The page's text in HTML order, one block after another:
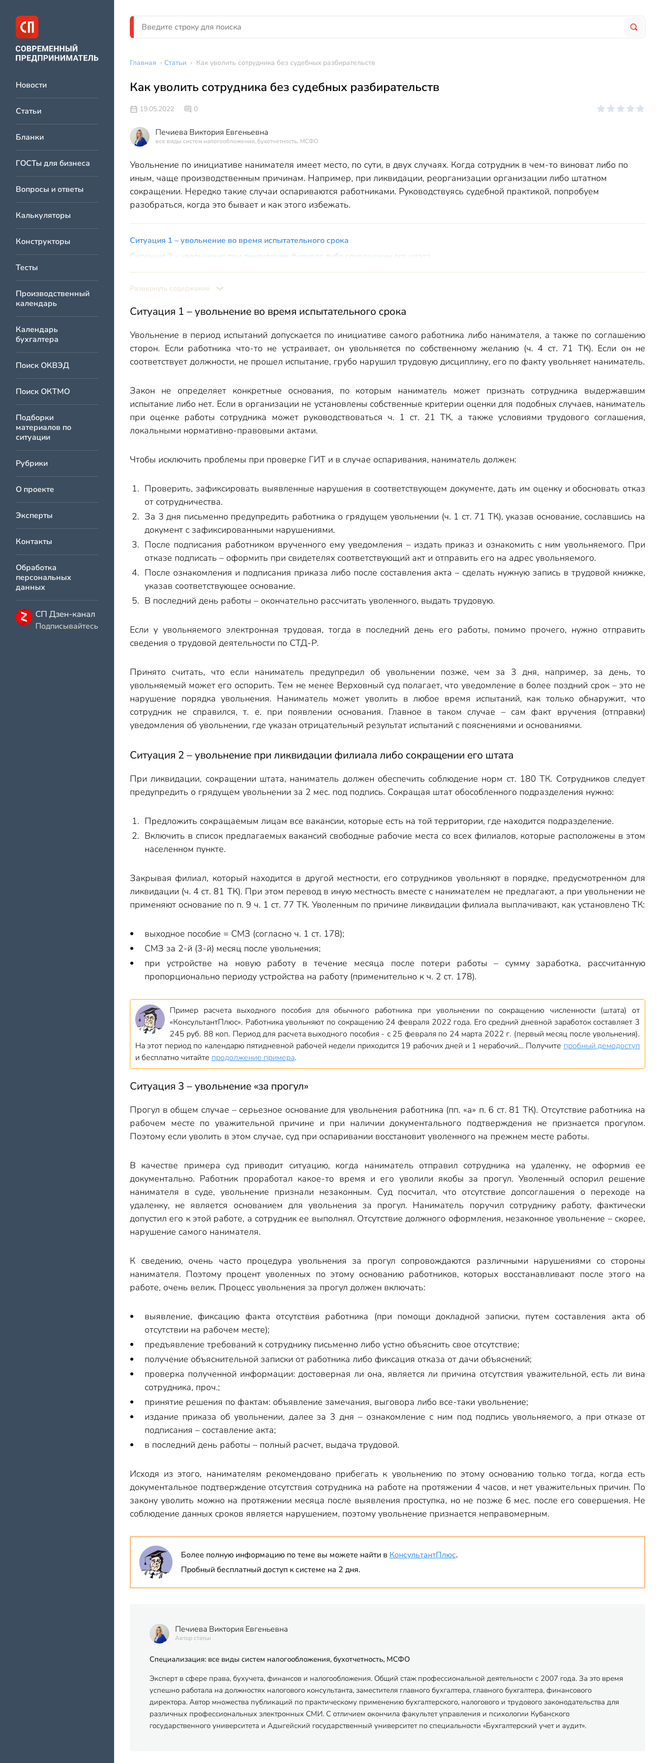
Новости
Статьи
Бланки
ГОСТы для бизнеса
Вопросы и ответы
Калькуляторы
Конструкторы
Тесты
Производственный
календарь
Календарь
бухгалтера
Поиск ОКВЭД
Поиск ОКТМО
Подборки
материалов по
ситуации
Рубрики
О проекте
Эксперты
Контакты
Обработка
персональных
данных
СП Дзен-канал
Подписывайтесь
Главная › Статьи › Как уволить сотрудника без судебных разбирательств
Как уволить сотрудника без судебных разбирательств
19.05.2022 0
Печиева Виктория Евгеньевна
все виды систем налогообложения, бухотчетность, МСФО
Увольнение по инициативе нанимателя имеет место, по сути, в двух случаях. Когда сотрудник в чем-то виноват либо по
иным, чаще производственным причинам. Например, при ликвидации, реорганизации организации либо штатном
сокращении. Нередко такие случаи оспариваются работниками. Руководствуясь судебной практикой, попробуем
разобраться, когда это бывает и как этого избежать.
Ситуация 1 – увольнение во время испытательного срока
Ситуация 2 – увольнение при ликвидации филиала либо сокращении его штата
Ситуация 3 – увольнение «за прогул»
Развернуть содержание
Ситуация 1 – увольнение во время испытательного срока
Увольнение в период испытаний допускается по инициативе самого работника либо нанимателя, а также по соглашению
сторон. Если работника что-то не устраивает, он увольняется по собственному желанию (ч. 4 ст. 71 ТК). Если он не
соответствует должности, не прошел испытание, грубо нарушил трудовую дисциплину, его по факту увольняет наниматель.
Закон не определяет конкретные основания, по которым наниматель может признать сотрудника выдержавшим
испытание либо нет. Если в организации не установлены собственные критерии оценки для подобных случаев, наниматель
при оценке работы сотрудника может руководствоваться ч. 1 ст. 21 ТК, а также условиями трудового соглашения,
локальными нормативно-правовыми актами.
Чтобы исключить проблемы при проверке ГИТ и в случае оспаривания, наниматель должен:
Проверить, зафиксировать выявленные нарушения в соответствующем документе, дать им оценку и обосновать отказ
от сотрудничества.
За 3 дня письменно предупредить работника о грядущем увольнении (ч. 1 ст. 71 ТК), указав основание, сославшись на
документ с зафиксированными нарушениями.
После подписания работником врученного ему уведомления – издать приказ и ознакомить с ним увольняемого. При
отказе подписать – оформить при свидетелях соответствующий акт и отправить его на адрес увольняемого.
После ознакомления и подписания приказа либо после составления акта – сделать нужную запись в трудовой книжке,
указав соответствующее основание.
В последний день работы – окончательно рассчитать уволенного, выдать трудовую.
Если у увольняемого электронная трудовая, тогда в последний день его работы, помимо прочего, нужно отправить
сведения о трудовой деятельности по СТД-Р.
Принято считать, что если наниматель предупредил об увольнении позже, чем за 3 дня, например, за день, то
увольняемый может его оспорить. Тем не менее Верховный суд полагает, что уведомление в более поздний срок – это не
нарушение порядка увольнения. Наниматель может уволить в любое время испытаний, как только обнаружит, что
сотрудник не справился, т. е. при появлении основания. Главное в таком случае – сам факт вручения (отправки)
уведомления об увольнении, где указан отрицательный результат испытаний с пояснениями и основаниями.
Ситуация 2 – увольнение при ликвидации филиала либо сокращении его штата
При ликвидации, сокращении штата, наниматель должен обеспечить соблюдение норм ст. 180 ТК. Сотрудников следует
предупредить о грядущем увольнении за 2 мес. под подпись. Сокращая штат обособленного подразделения нужно:
Предложить сокращаемым лицам все вакансии, которые есть на той территории, где находится подразделение.
Включить в список предлагаемых вакансий свободные рабочие места со всех филиалов, которые расположены в этом
населенном пункте.
Закрывая филиал, который находится в другой местности, его сотрудников увольняют в порядке, предусмотренном для
ликвидации (ч. 4 ст. 81 ТК). При этом перевод в иную местность вместе с нанимателем не предлагают, а при увольнении не
применяют основание по п. 9 ч. 1 ст. 77 ТК. Уволенным по причине ликвидации филиала выплачивают, как установлено ТК:
выходное пособие = СМЗ (согласно ч. 1 ст. 178);
СМЗ за 2-й (3-й) месяц после увольнения;
при устройстве на новую работу в течение месяца после потери работы – сумму заработка, рассчитанную
пропорционально периоду устройства на работу (применительно к ч. 2 ст. 178).
Пример расчета выходного пособия для обычного работника при увольнении по сокращению численности (штата) от
«КонсультантПлюс». Работника увольняют по сокращению 24 февраля 2022 года. Его средний дневной заработок составляет 3
245 руб. 88 коп. Период для расчета выходного пособия - с 25 февраля по 24 марта 2022 г. (первый месяц после увольнения).
На этот период по календарю пятидневной рабочей недели приходится 19 рабочих дней и 1 нерабочий… Получите пробный демодоступ
и бесплатно читайте продолжение примера.
Ситуация 3 – увольнение «за прогул»
Прогул в общем случае – серьезное основание для увольнения работника (пп. «а» п. 6 ст. 81 ТК). Отсутствие работника на
рабочем месте по уважительной причине и при наличии документального подтверждения не признается прогулом.
Поэтому если уволить в этом случае, суд при оспаривании восстановит уволенного на прежнем месте работы.
В качестве примера суд приводит ситуацию, когда наниматель отправил сотрудника на удаленку, не оформив ее
документально. Работник проработал какое-то время и его уволили якобы за прогул. Уволенный оспорил решение
нанимателя в суде, увольнение признали незаконным. Суд посчитал, что отсутствие допсоглашения о переходе на
удаленку, не является основанием для увольнения за прогул. Наниматель поручил сотруднику работу, фактически
допустил его к этой работе, а сотрудник ее выполнял. Отсутствие должного оформления, незаконное увольнение – скорее,
нарушение самого нанимателя.
К сведению, очень часто процедура увольнения за прогул сопровождаются различными нарушениями со стороны
нанимателя. Поэтому процент уволенных по этому основанию работников, которых восстанавливают после этого на
работе, очень велик. Процесс увольнения за прогул должен включать:
выявление, фиксацию факта отсутствия работника (при помощи докладной записки, путем составления акта об
отсутствии на рабочем месте);
предъявление требований к сотруднику письменно либо устно объяснить свое отсутствие;
получение объяснительной записки от работника либо фиксация отказа от дачи объяснений;
проверка полученной информации: достоверная ли она, является ли причина отсутствия уважительной, есть ли вина
сотрудника, проч.;
принятие решения по фактам: объявление замечания, выговора либо все-таки увольнение;
издание приказа об увольнении, далее за 3 дня – ознакомление с ним под подпись увольняемого, а при отказе от
подписания – составление акта;
в последний день работы – полный расчет, выдача трудовой.
Исходя из этого, нанимателям рекомендовано прибегать к увольнению по этому основанию только тогда, когда есть
документальное подтверждение отсутствия сотрудника на работе на протяжении 4 часов, и нет уважительных причин. По
закону уволить можно на протяжении месяца после выявления проступка, но не позже 6 мес. после его совершения. Не
соблюдение данных сроков является нарушением, поэтому увольнение признается неправомерным.
Более полную информацию по теме вы можете найти в КонсультантПлюс.
Пробный бесплатный доступ к системе на 2 дня.
Печиева Виктория Евгеньевна
Автор статьи
Специализация: все виды систем налогообложения, бухотчетность, МСФО
Эксперт в сфере права, бухучета, финансов и налогообложения. Общий стаж профессиональной деятельности с 2007 года. За это время
успешно работала на должностях налогового консультанта, заместителя главного бухгалтера, главного бухгалтера, финансового
директора. Автор множества публикаций по практическому применению бухгалтерского, налогового и трудового законодательства для
различных профессиональных электронных СМИ. С отличием окончила факультет управления и психологии Кубанского
государственного университета и Адыгейский государственный университет по специальности «Бухгалтерский учет и аудит».